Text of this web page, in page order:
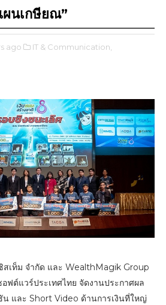
นเกษียณ”
ago IT & Communication,
สเท็ม จำกัด และ WealthMagik Group
ฟต์แวร์ประเทศไทย จัดงานประกาศผล
น และ Short Video ด้านการเงินที่ใหญ่